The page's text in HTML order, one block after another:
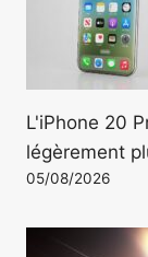
L'iPhone 20
légèrement
05/08/2026